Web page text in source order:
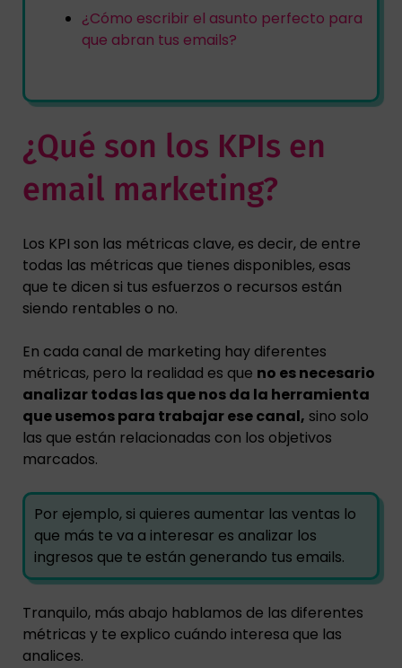
¿Cómo escribir el asunto perfecto para
que abran tus emails?
¿Qué son los KPIs en
email marketing?
Los KPI son las métricas clave, es decir, de entre
todas las métricas que tienes disponibles, esas
que te dicen si tus esfuerzos o recursos están
siendo rentables o no.
En cada canal de marketing hay diferentes
métricas, pero la realidad es que no es necesario
analizar todas las que nos da la herramienta
que usemos para trabajar ese canal, sino solo
las que están relacionadas con los objetivos
marcados.
Por ejemplo, si quieres aumentar las ventas lo
que más te va a interesar es analizar los
ingresos que te están generando tus emails.
Tranquilo, más abajo hablamos de las diferentes
métricas y te explico cuándo interesa que las
analices.